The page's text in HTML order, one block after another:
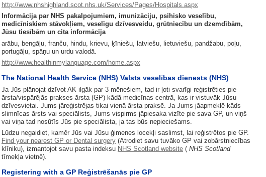
http://www.nhshighland.scot.nhs.uk/Services/Pages/Hospitals.aspx
Informācija par NHS pakalpojumiem, imunizāciju, psihisko veselību,
medicīniskiem stāvokļiem, veselīgu dzīvesveidu, grūtniecību un dzemdībām,
Jūsu tiesībām un cita informācija
arābu, bengāļu, franču, hindu, krievu, ķīniešu, latviešu, lietuviešu, pandžabu, poļu,
portugāļu, spāņu un urdu valodā.
http://www.healthinmylanguage.com/home.aspx
The National Health Service (NHS) Valsts veselības dienests (NHS)
Ja Jūs plānojat dzīvot AK ilgāk par 3 mēnešiem, tad ir ļoti svarīgi reģistrēties pie
ārsta/vispārējās prakses ārsta (GP) kādā medicīnas centrā, kas ir vistuvāk Jūsu
dzīvesvietai. Jums jāreģistrējas tikai vienā ārsta praksē. Ja Jums jāapmeklē kāds
slimnīcas ārsts vai speciālists, Jums vispirms jāpiesaka vizīte pie sava GP, un viņš
vai viņa tad nosūtīs Jūs pie speciālista, ja tas būs nepieciešams.
Lūdzu negaidiet, kamēr Jūs vai Jūsu ģimenes locekļi saslimst, lai reģistrētos pie GP.
Find your nearest GP or Dental surgery (Atrodiet savu tuvāko GP vai zobārstniecības
klīniku), izmantojot savu pasta indeksu NHS Scotland website ( NHS Scotland
tīmekļa vietnē).
Registering with a GP Reģistrēšanās pie GP